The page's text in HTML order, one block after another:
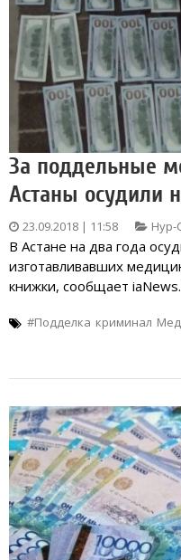
За поддельные
Астаны осудили
23.09.2018 | 11:58 Нур-
В Астане на два года
изготавливавших
книжки, сообщает
#Подделка криминал